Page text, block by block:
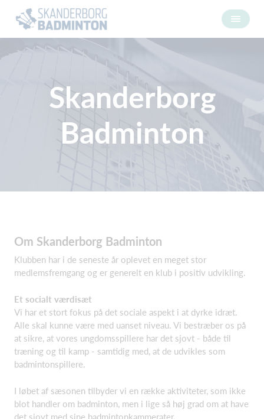
Skanderborg
Badminton
Om Skanderborg Badminton
Klubben har i de seneste år oplevet en meget stor
medlemsfremgang og er generelt en klub i positiv udvikling.
Et socialt værdisæt
Vi har et stort fokus på det sociale aspekt i at dyrke idræt.
Alle skal kunne være med uanset niveau. Vi bestræber os på
at sikre, at vores ungdomsspillere har det sjovt - både til
træning og til kamp - samtidig med, at de udvikles som
badmintonspillere.
I løbet af sæsonen tilbyder vi en række aktiviteter, som ikke
blot handler om badminton, men i lige så høj grad om at have
det sjovt med sine badmintonkammerater.